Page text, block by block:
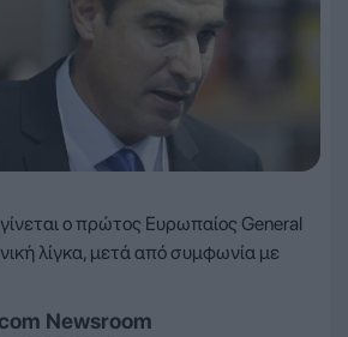
Newsroom
ο πρώτος Ευρωπαίος General
λίγκα, μετά από συμφωνία με